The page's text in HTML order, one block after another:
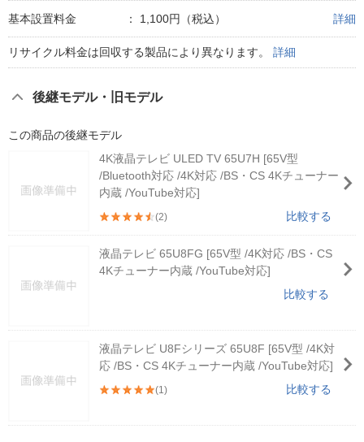
基本設置料金 ： 1,100円（税込） 詳細
リサイクル料金は回収する製品により異なります。 詳細
後継モデル・旧モデル
この商品の後継モデル
4K液晶テレビ ULED TV 65U7H [65V型
/Bluetooth対応 /4K対応 /BS・CS 4Kチューナー
内蔵 /YouTube対応]
(2) 比較する
液晶テレビ 65U8FG [65V型 /4K対応 /BS・CS
4Kチューナー内蔵 /YouTube対応]
比較する
液晶テレビ U8Fシリーズ 65U8F [65V型 /4K対
応 /BS・CS 4Kチューナー内蔵 /YouTube対応]
(1) 比較する